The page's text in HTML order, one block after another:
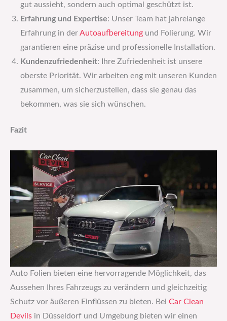
gut aussieht, sondern auch optimal geschützt ist.
Erfahrung und Expertise: Unser Team hat jahrelange
Erfahrung in der Autoaufbereitung und Folierung. Wir
garantieren eine präzise und professionelle Installation.
Kundenzufriedenheit: Ihre Zufriedenheit ist unsere
oberste Priorität. Wir arbeiten eng mit unseren Kunden
zusammen, um sicherzustellen, dass sie genau das
bekommen, was sie sich wünschen.
Fazit
Auto Folien bieten eine hervorragende Möglichkeit, das
Aussehen Ihres Fahrzeugs zu verändern und gleichzeitig
Schutz vor äußeren Einflüssen zu bieten. Bei Car Clean
Devils in Düsseldorf und Umgebung bieten wir einen